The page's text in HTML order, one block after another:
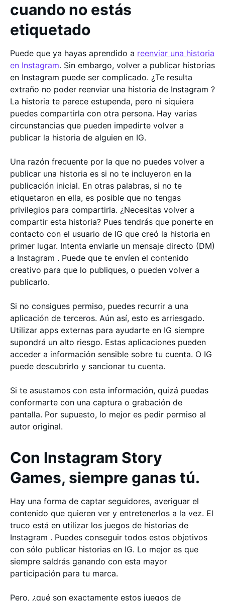
cuando no estás
etiquetado
Puede que ya hayas aprendido a reenviar una historia
en Instagram. Sin embargo, volver a publicar historias
en Instagram puede ser complicado. ¿Te resulta
extraño no poder reenviar una historia de Instagram ?
La historia te parece estupenda, pero ni siquiera
puedes compartirla con otra persona. Hay varias
circunstancias que pueden impedirte volver a
publicar la historia de alguien en IG.
Una razón frecuente por la que no puedes volver a
publicar una historia es si no te incluyeron en la
publicación inicial. En otras palabras, si no te
etiquetaron en ella, es posible que no tengas
privilegios para compartirla. ¿Necesitas volver a
compartir esta historia? Pues tendrás que ponerte en
contacto con el usuario de IG que creó la historia en
primer lugar. Intenta enviarle un mensaje directo (DM)
a Instagram . Puede que te envíen el contenido
creativo para que lo publiques, o pueden volver a
publicarlo.
Si no consigues permiso, puedes recurrir a una
aplicación de terceros. Aún así, esto es arriesgado.
Utilizar apps externas para ayudarte en IG siempre
supondrá un alto riesgo. Estas aplicaciones pueden
acceder a información sensible sobre tu cuenta. O IG
puede descubrirlo y sancionar tu cuenta.
Si te asustamos con esta información, quizá puedas
conformarte con una captura o grabación de
pantalla. Por supuesto, lo mejor es pedir permiso al
autor original.
Con Instagram Story
Games, siempre ganas tú.
Hay una forma de captar seguidores, averiguar el
contenido que quieren ver y entretenerlos a la vez. El
truco está en utilizar los juegos de historias de
Instagram . Puedes conseguir todos estos objetivos
con sólo publicar historias en IG. Lo mejor es que
siempre saldrás ganando con esta mayor
participación para tu marca.
Pero, ¿qué son exactamente estos juegos de